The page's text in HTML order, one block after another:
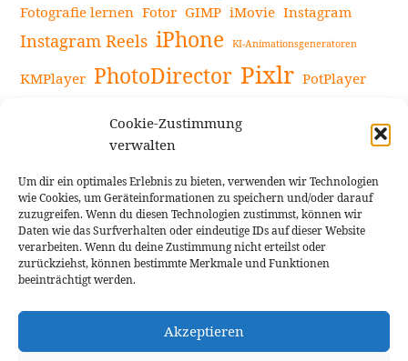
Cookie-Zustimmung
verwalten
Um dir ein optimales Erlebnis zu bieten, verwenden wir Technologien
wie Cookies, um Geräteinformationen zu speichern und/oder darauf
zuzugreifen. Wenn du diesen Technologien zustimmst, können wir
Daten wie das Surfverhalten oder eindeutige IDs auf dieser Website
verarbeiten. Wenn du deine Zustimmung nicht erteilst oder
zurückziehst, können bestimmte Merkmale und Funktionen
beeinträchtigt werden.
Akzeptieren
Fotografie lernen Fotor GIMP iMovie Instagram
Instagram Reels iPhone KI-Animationsgeneratoren
KMPlayer PhotoDirector Pixlr PotPlayer
Snapseed
Videoaufnahmen Tipps Videobearbeitung
Videoeffekte Vlogit YouTube-Kanal YouTube-Videos
Cookie Richtlinie